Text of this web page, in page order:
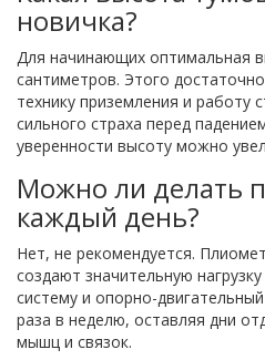
новичка?
Для начинающих оптимальная
сантиметров. Этого
технику приземления и работу
сильного страха перед
уверенности высоту можно
Можно ли делать
каждый день?
Нет, не рекомендуется.
создают значительную
систему и опорно-
раза в неделю, оставляя дни
мышц и связок.